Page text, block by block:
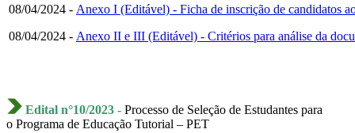
08/04/2024 - Anexo I (Editável) - Ficha de inscrição de candidatos
08/04/2024 - Anexo II e III (Editável) - Critérios para análise da
Edital n°10/2023 - Processo de Seleção de Estudantes para
o Programa de Educação Tutorial – PET